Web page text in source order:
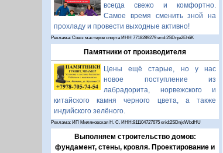
всегда свежо и комфортно.
Самое время сменить зной на
прохладу и провести выходные активно!
Реклама: Союз мастеров спорта ИНН 7718289279 erid:2SDnje2Eh6K
Памятники от производителя
Цены ещё старые, но у нас
новое поступление из
лабрадорита, норвежского и
китайского камня черного цвета, а также
индийского зелёного.
Реклама: ИП Миляновская Н. С. ИНН:911104727675 erid:2SDnjeWbdHU
Выполняем строительство домов:
фундамент, стены, кровля. Проектирование и